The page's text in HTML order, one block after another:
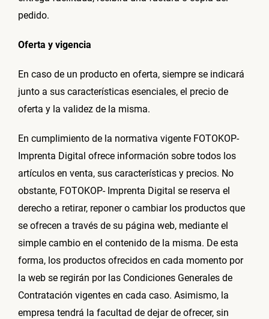
pedido.
Oferta y vigencia
En caso de un producto en oferta, siempre se indicará
junto a sus características esenciales, el precio de
oferta y la validez de la misma.
En cumplimiento de la normativa vigente FOTOKOP-
Imprenta Digital ofrece información sobre todos los
artículos en venta, sus características y precios. No
obstante, FOTOKOP- Imprenta Digital se reserva el
derecho a retirar, reponer o cambiar los productos que
se ofrecen a través de su página web, mediante el
simple cambio en el contenido de la misma. De esta
forma, los productos ofrecidos en cada momento por
la web se regirán por las Condiciones Generales de
Contratación vigentes en cada caso. Asimismo, la
empresa tendrá la facultad de dejar de ofrecer, sin